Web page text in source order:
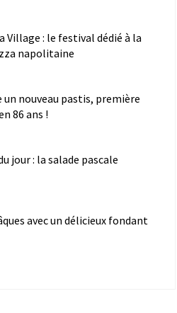
Village : le festival dédié à la
napolitaine
un nouveau pastis, première
86 ans !
jour : la salade pascale
avec un délicieux fondant